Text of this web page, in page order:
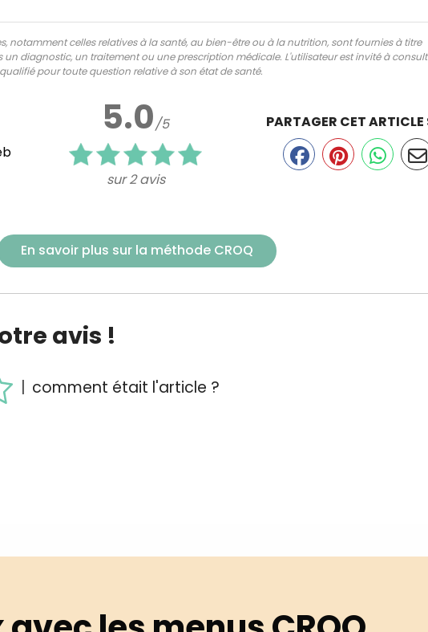
notamment celles relatives à la santé, au bien-être ou à la nutrition, sont fournies à titre
diagnostic, un traitement ou une prescription médicale. L'utilisateur est invité à
pour toute question relative à son état de santé.
5.0/5
sur 2 avis
PARTAGER CET ARTICLE
En savoir plus sur la méthode CROQ
avis !
comment était l'article ?